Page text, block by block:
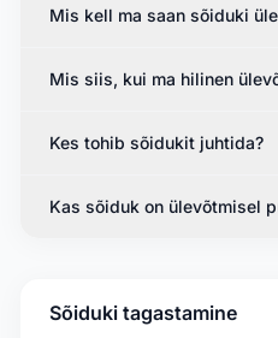
Mis kell ma saan sõiduki
Mis siis, kui ma hilinen
Kes tohib sõidukit juhtida?
Kas sõiduk on ülevõtmisel
Sõiduki tagastamine